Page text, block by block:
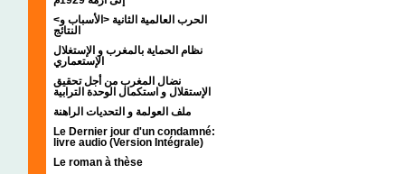
<الحرب العالمية الثانية <الأسباب و
النتائج
نظام الحماية بالمغرب و الإستغلال
الإستعماري
نضال المغرب من أجل تحقيق
الإستقلال و استكمال الوحدة الترابية
ملف العولمة و التحديات الراهنة
Le Dernier jour d'un condamné:
livre audio (Version Intégrale)
Le roman à thèse